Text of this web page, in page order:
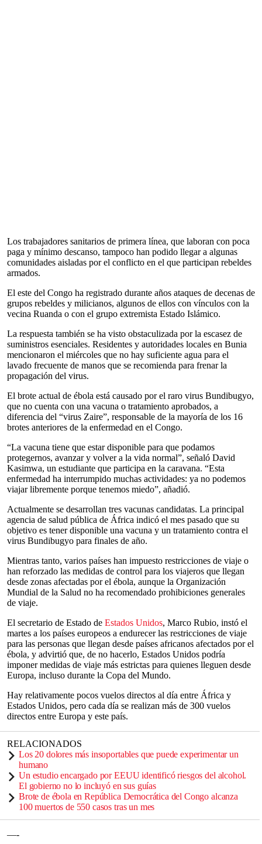
Los trabajadores sanitarios de primera línea, que laboran con poca
paga y mínimo descanso, tampoco han podido llegar a algunas
comunidades aisladas por el conflicto en el que participan rebeldes
armados.
El este del Congo ha registrado durante años ataques de decenas de
grupos rebeldes y milicianos, algunos de ellos con vínculos con la
vecina Ruanda o con el grupo extremista Estado Islámico.
La respuesta también se ha visto obstaculizada por la escasez de
suministros esenciales. Residentes y autoridades locales en Bunia
mencionaron el miércoles que no hay suficiente agua para el
lavado frecuente de manos que se recomienda para frenar la
propagación del virus.
El brote actual de ébola está causado por el raro virus Bundibugyo,
que no cuenta con una vacuna o tratamiento aprobados, a
diferencia del “virus Zaire”, responsable de la mayoría de los 16
brotes anteriores de la enfermedad en el Congo.
“La vacuna tiene que estar disponible para que podamos
protegernos, avanzar y volver a la vida normal”, señaló David
Kasimwa, un estudiante que participa en la caravana. “Esta
enfermedad ha interrumpido muchas actividades: ya no podemos
viajar libremente porque tenemos miedo”, añadió.
Actualmente se desarrollan tres vacunas candidatas. La principal
agencia de salud pública de África indicó el mes pasado que su
objetivo es tener disponible una vacuna y un tratamiento contra el
virus Bundibugyo para finales de año.
Mientras tanto, varios países han impuesto restricciones de viaje o
han reforzado las medidas de control para los viajeros que llegan
desde zonas afectadas por el ébola, aunque la Organización
Mundial de la Salud no ha recomendado prohibiciones generales
de viaje.
El secretario de Estado de Estados Unidos, Marco Rubio, instó el
martes a los países europeos a endurecer las restricciones de viaje
para las personas que llegan desde países africanos afectados por el
ébola, y advirtió que, de no hacerlo, Estados Unidos podría
imponer medidas de viaje más estrictas para quienes lleguen desde
Europa, incluso durante la Copa del Mundo.
Hay relativamente pocos vuelos directos al día entre África y
Estados Unidos, pero cada día se realizan más de 300 vuelos
directos entre Europa y este país.
RELACIONADOS
Los 20 dolores más insoportables que puede experimentar un
humano
Un estudio encargado por EEUU identificó riesgos del alcohol.
El gobierno no lo incluyó en sus guías
Brote de ébola en República Democrática del Congo alcanza
100 muertos de 550 casos tras un mes
—-